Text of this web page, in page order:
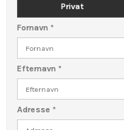
Privat
Fornavn*
Efternavn*
Adresse*